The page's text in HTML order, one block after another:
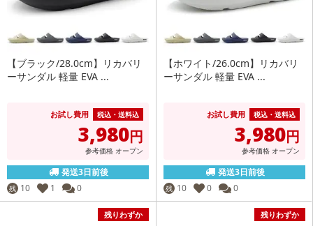
【ブラック/28.0cm】リカバリ
ーサンダル 軽量 EVA ...
お試し費用 税込・送料込
3,980円
参考価格 オープン
発送3日前後
残 10 1 0
【ホワイト/26.0cm】リカバリ
ーサンダル 軽量 EVA ...
お試し費用 税込・送料込
3,980円
参考価格 オープン
発送3日前後
残 10 0 0
残りわずか 残りわずか